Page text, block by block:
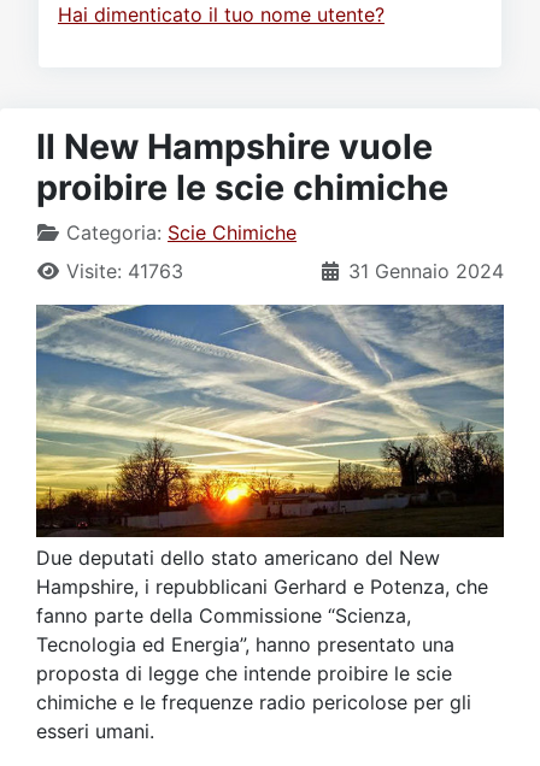
Hai dimenticato il tuo nome utente?
Il New Hampshire vuole
proibire le scie chimiche
Categoria: Scie Chimiche
31 Gennaio 2024
Visite: 41763
Due deputati dello stato americano del New
Hampshire, i repubblicani Gerhard e Potenza, che
fanno parte della Commissione “Scienza,
Tecnologia ed Energia”, hanno presentato una
proposta di legge che intende proibire le scie
chimiche e le frequenze radio pericolose per gli
esseri umani.